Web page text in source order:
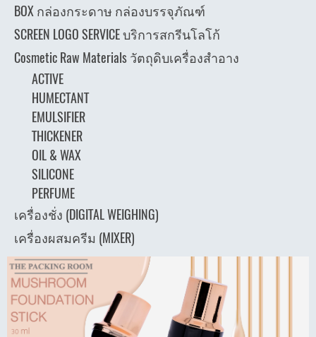
BOX กล่องกระดาษ กล่องบรรจุภัณฑ์
SCREEN LOGO SERVICE บริการสกรีนโลโก้
Cosmetic Raw Materials วัตถุดิบเครื่องสำอาง
ACTIVE
HUMECTANT
EMULSIFIER
THICKENER
OIL & WAX
SILICONE
PERFUME
เครื่องชั่ง (DIGITAL WEIGHING)
เครื่องผสมครีม (MIXER)